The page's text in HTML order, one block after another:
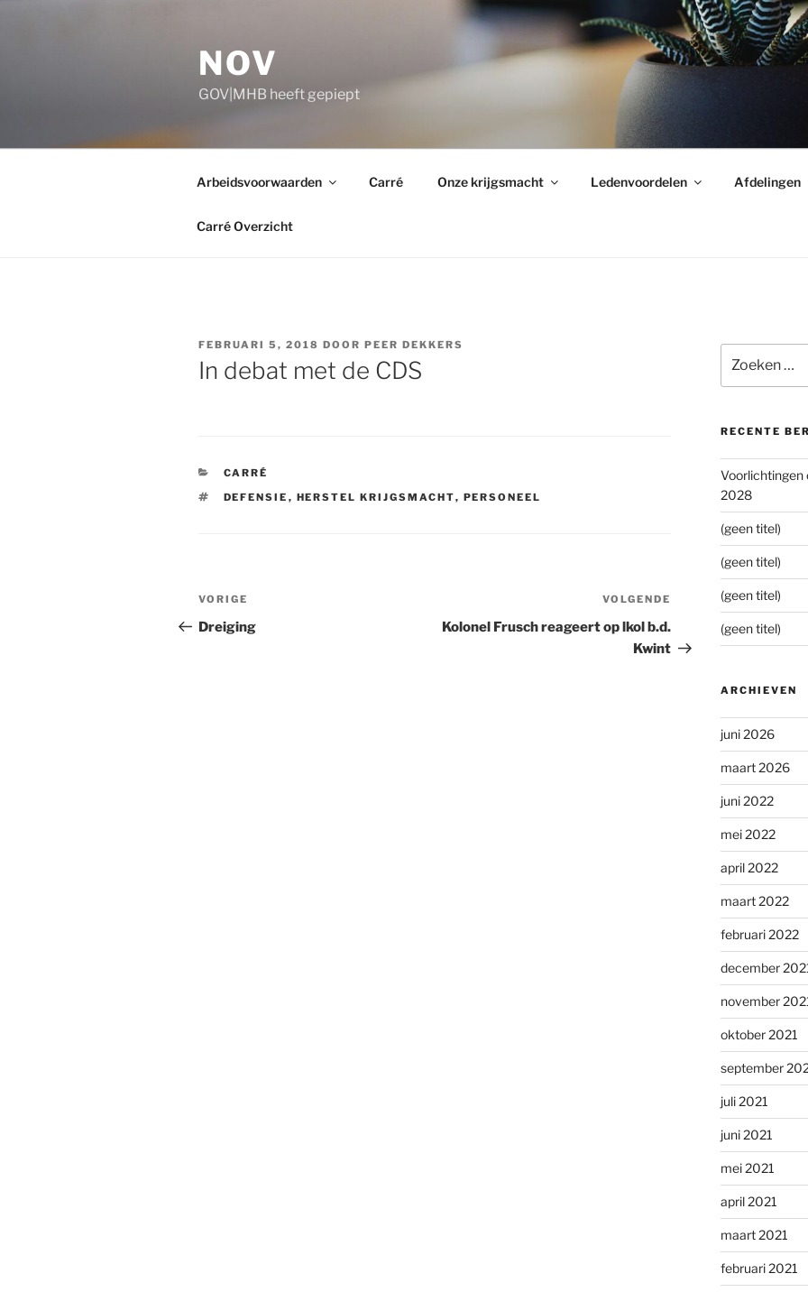
NOV
GOV|MHB heeft gepiept
Arbeidsvoorwaarden Carré Onze krijgsmacht Ledenvoordelen Afdelingen
Carré Overzicht
GEPLAATST
OP
FEBRUARI 5, 2018 DOOR PEER DEKKERS
In debat met de CDS
CATEGORIEËN
CARRÉ
TAGS
DEFENSIE , HERSTEL KRIJGSMACHT, PERSONEEL
Bericht
navigatie
Vorig
bericht
VORIGE
Dreiging
Volgend
bericht
VOLGENDE
Kolonel Frusch reageert op lkol b.d.
Kwint
naar:
RECENTE
Voorlichtingen
2028
(geen titel)
(geen titel)
(geen titel)
(geen titel)
ARCHIEVEN
juni 2026
maart 2026
juni 2022
mei 2022
april 2022
maart 2022
februari 2022
december
november
oktober 2021
september
juli 2021
juni 2021
mei 2021
april 2021
maart 2021
februari 2021